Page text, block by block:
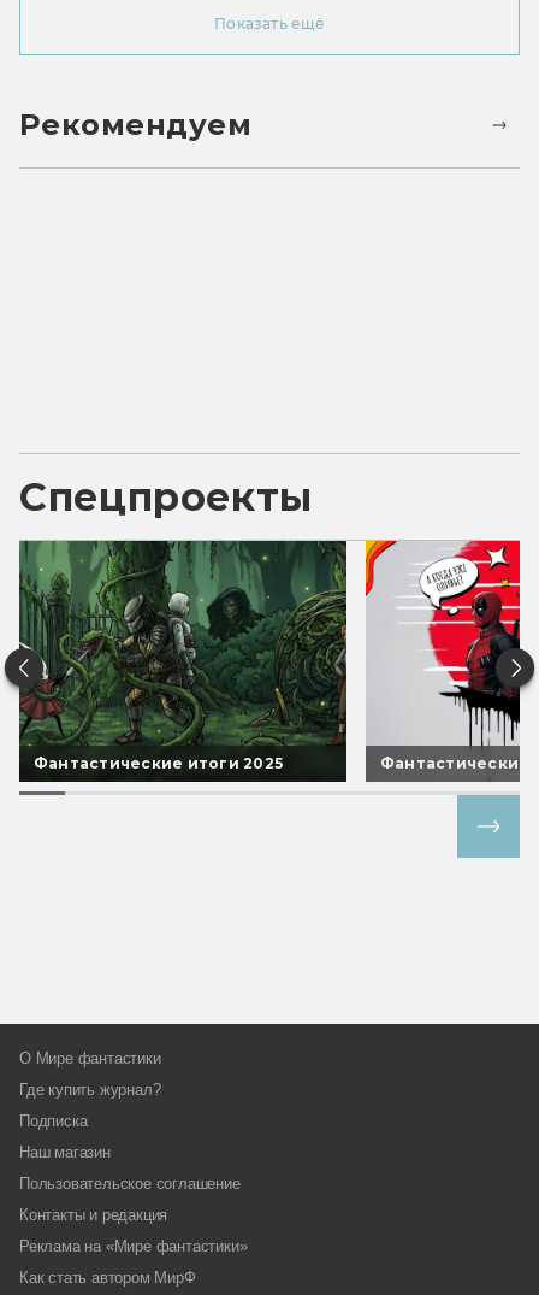
Показать ещё
Рекомендуем
Спецпроекты
Фантастические итоги 2025 Фантастические
О Мире фантастики
Где купить журнал?
Подписка
Наш магазин
Пользовательское соглашение
Контакты и редакция
Реклама на «Мире фантастики»
Как стать автором МирФ